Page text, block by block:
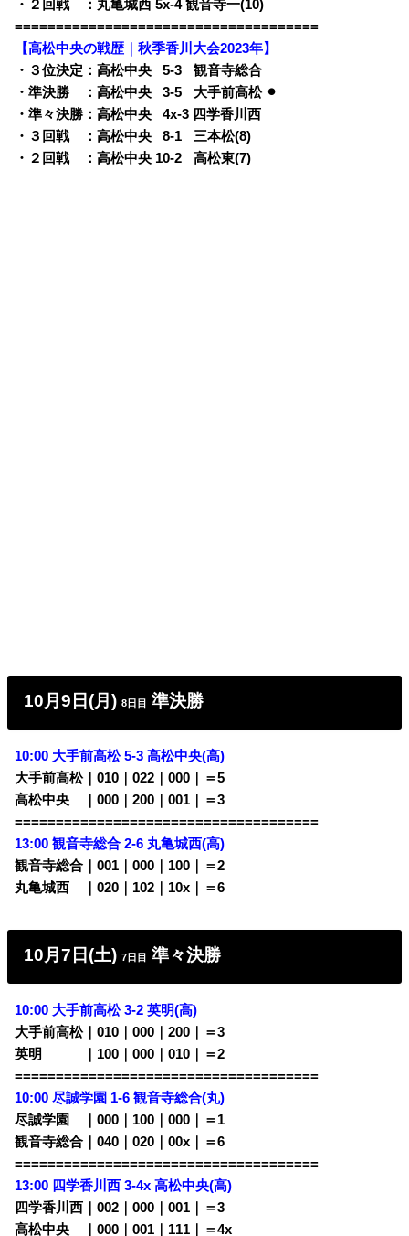
・２回戦 ：丸亀城西 5x-4 観音寺一(10)
=====================================
【高松中央の戦歴｜秋季香川大会2023年】
・３位決定：高松中央
05-3 q観音寺総合
・準決勝 ：高松中央
03-5
大手前高松 ⚫︎
・準々決勝：高松中央
04x-3 四学香川西
・３回戦 ：高松中央
08-1
三本松(8)
・２回戦 ：高松中央 10-2
q高松東(7)
10月9日(月)8日目 準決勝
10:00 大手前高松 5-3 高松中央(高)
大手前高松｜010｜022｜000｜＝5
高松中央 ｜000｜200｜001｜＝3
=====================================
13:00 観音寺総合 2-6 丸亀城西(高)
観音寺総合｜001｜000｜100｜＝2
丸亀城西 ｜020｜102｜10x｜＝6
10月7日(土)7日目 準々決勝
10:00 大手前高松 3-2 英明(高)
大手前高松｜010｜000｜200｜＝3
英明 ｜100｜000｜010｜＝2
=====================================
10:00 尽誠学園 1-6 観音寺総合(丸)
尽誠学園 ｜000｜100｜000｜＝1
観音寺総合｜040｜020｜00x｜＝6
=====================================
13:00 四学香川西 3-4x 高松中央(高)
四学香川西｜002｜000｜001｜＝3
高松中央 ｜000｜001｜111｜＝4x